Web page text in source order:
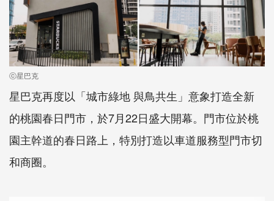
ⓒ星巴克
星巴克再度以「城市綠地 與鳥共生」意象打造全新
的桃園春日門市，於7月22日盛大開幕。門市位於桃
園主幹道的春日路上，特別打造以車道服務型門市切
和商圈。